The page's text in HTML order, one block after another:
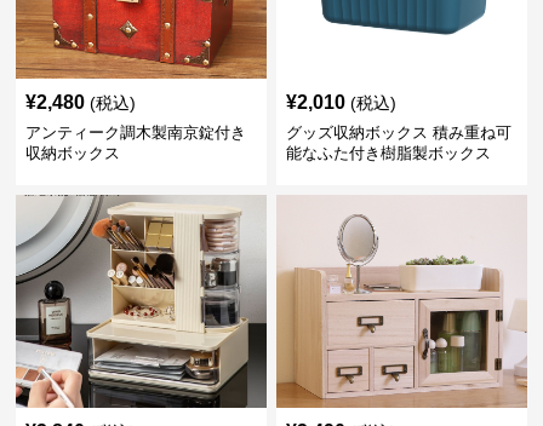
¥2,480 (税込)
アンティーク調木製南京錠付き
収納ボックス
¥2,010 (税込)
グッズ収納ボックス 積み重ね可
能なふた付き樹脂製ボックス